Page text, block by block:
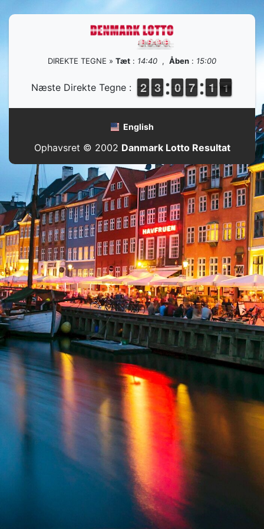
DIREKTE TEGNE » Tæt : 14:40 , Åben : 15:00
Næste Direkte Tegne : 1
1
2
2 2
2
3
3 9
9
0
0 6
6
7
7 1
1
1
1 1
0
0
English
Ophavsret © 2002 Danmark Lotto Resultat